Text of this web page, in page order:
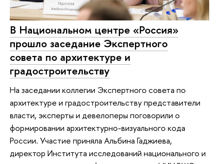
В Национальном центре «Россия»
прошло заседание Экспертного
совета по архитектуре и
градостроительству
На заседании коллегии Экспертного совета по
архитектуре и градостроительству представители
власти, эксперты и девелоперы поговорили о
формировании архитектурно-визуального кода
России. Участие приняла Альбина Гаджиева,
директор Института исследований национального и